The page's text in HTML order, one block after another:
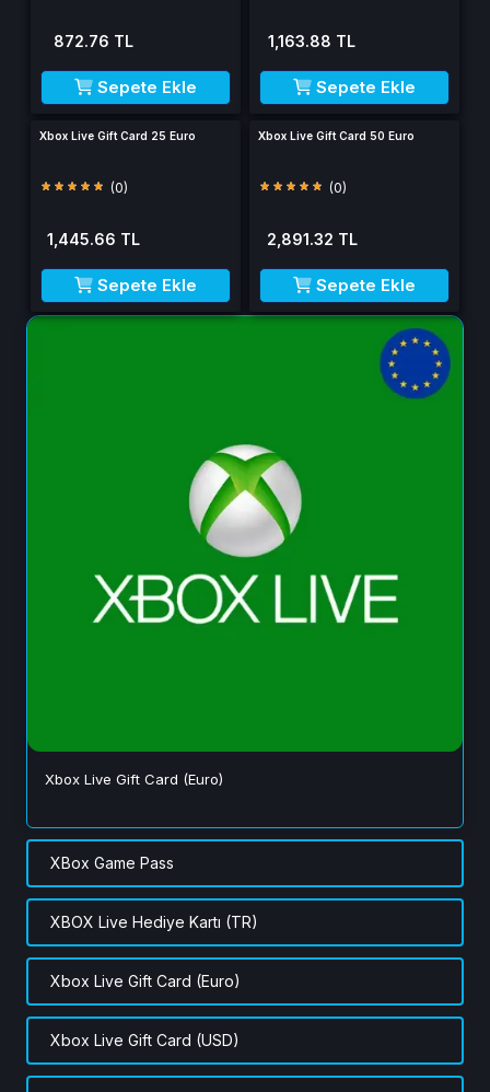
872.76 TL
Sepete Ekle
1,163.88 TL
Sepete Ekle
Xbox Live Gift Card 25 Euro
(0)
1,445.66 TL
Sepete Ekle
Xbox Live Gift Card 50 Euro
(0)
2,891.32 TL
Sepete Ekle
Xbox Live Gift Card (Euro)
XBox Game Pass
XBOX Live Hediye Kartı (TR)
Xbox Live Gift Card (Euro)
Xbox Live Gift Card (USD)